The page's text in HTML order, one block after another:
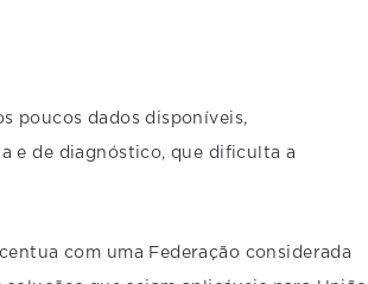
poucos dados disponíveis,
e de diagnóstico, que dificulta a
com uma Federação considerada